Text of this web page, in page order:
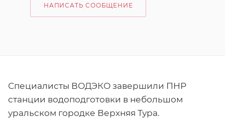
НАПИСАТЬ СООБЩЕНИЕ
Специалисты ВОДЭКО завершили ПНР
станции водоподготовки в небольшом
уральском городке Верхняя Тура.